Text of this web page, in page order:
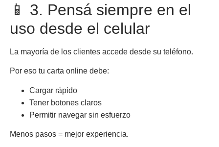
📱 3. Pensá siempre en el
uso desde el celular
La mayoría de los clientes accede desde su teléfono.
Por eso tu carta online debe:
Cargar rápido
Tener botones claros
Permitir navegar sin esfuerzo
Menos pasos = mejor experiencia.